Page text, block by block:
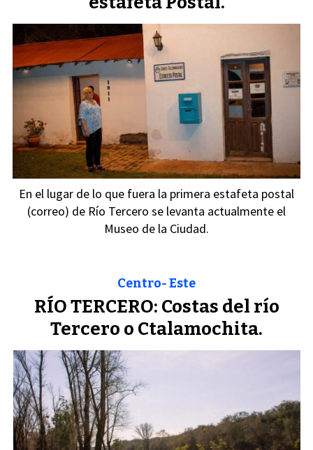
En el lugar de lo que fuera la primera estafeta postal
(correo) de Río Tercero se levanta actualmente el
Museo de la Ciudad.
RÍO TERCERO: Costas del río
Tercero o Ctalamochita.
Centro- Este